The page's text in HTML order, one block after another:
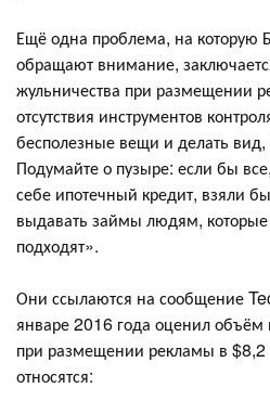
Ещё одна проблема, на которую
обращают внимание,
жульничества при размещении
отсутствия инструментов
бесполезные вещи и делать
Подумайте о пузыре: если бы
себе ипотечный кредит, взяли
выдавать займы людям, которые
подходят».
Они ссылаются на сообщение
январе 2016 года оценил
при размещении рекламы в
относятся: